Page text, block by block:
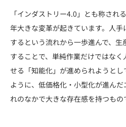
「インダストリー4.0」とも称され
年大きな変革が起きています。人
するという流れから一歩進んで、
することで、単純作業だけではな
せる「知能化」が進められようと
ように、低価格化・小型化が進ん
れのなかで大きな存在感を持つもの